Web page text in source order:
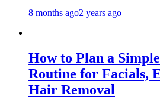
8 months ago2 years ago
How to Plan a
Routine for Facials,
Hair Removal